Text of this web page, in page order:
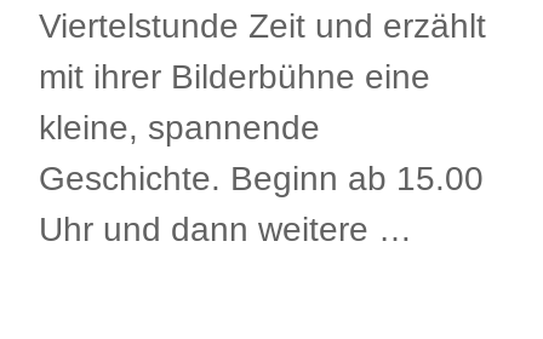
Viertelstunde Zeit und erzählt
mit ihrer Bilderbühne eine
kleine, spannende
Geschichte. Beginn ab 15.00
Uhr und dann weitere …